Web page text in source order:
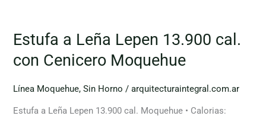
Estufa a Leña Lepen 13.900 cal.
con Cenicero Moquehue
Línea Moquehue,Sin Horno /arquitecturaintegral.com.ar
Estufa a Leña Lepen 13.900 cal. Moquehue • Calorias: